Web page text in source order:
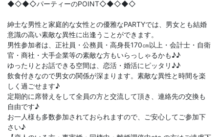
◆◇◆◇パーティーのPOINT◇◆◇◆◇
紳士な男性と家庭的な女性との優雅なPARTYでは、男女とも結婚
意識の高い素敵な異性に出逢うことができます。
男性参加者は、正社員・公務員・高身長170㎝以上・会計士・自衛
官・商社・大手企業等の素敵な方もいらっしゃるかも♪♪
ゆったりとお話できる空間は、恋活・婚活にピッタリ♪♪
飲食付きなので男女の関係が深まります。素敵な異性と時間を楽
しく過ごせます♪
定期的に席替えをして全員の方と交流して頂き、連絡先の交換も
自由です♪
お一人様も多数参加されておられますので、ご安心してご参加下
さい♪